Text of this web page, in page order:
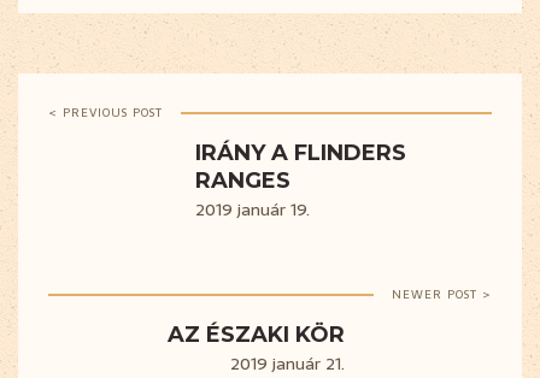
< PREVIOUS POST
IRÁNY A FLINDERS
RANGES
2019 január 19.
NEWER POST >
AZ ÉSZAKI KÖR
2019 január 21.